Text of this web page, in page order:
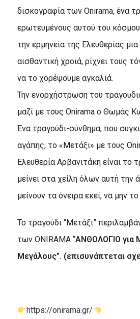
δισκογραφία των Onirama, ένα
ερωτευμένους αυτού του
την ερμηνεία της Ελευθερίας
αισθαντική χροιά, ρίχνει τους
να το χορέψουμε αγκαλιά.
Την ενορχήστρωση του
μαζί με τους Onirama ο Θωμάς
Ένα τραγούδι-σύνθημα, που
αγάπης, το «Μετάξι» με τους
Ελευθερία Αρβανιτάκη είναι το
μείνει στα χείλη όλων αυτή την
μείνουν τα όνειρα εκεί, να μην
Το τραγούδι “Μετάξι”
των ONIRAMA “ΑΝΘΟΛΟΓΙΟ για
Μεγάλους”. (επισυνάπτεται
https://onirama.gr/